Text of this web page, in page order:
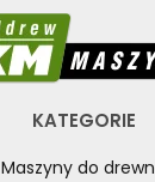
KATEGORIE
Maszyny do